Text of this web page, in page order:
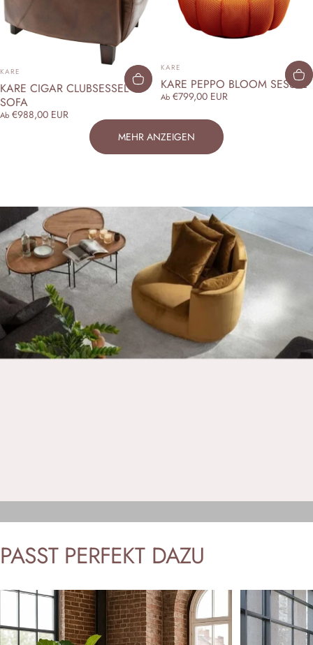
ANBIETER:
KARE
KARE CIGAR CLUBSESSEL &
SOFA
Ab €988,00 EUR
ANBIETER:
KARE
KARE PEPPO BLOOM SESSEL
Ab €799,00 EUR
MEHR ANZEIGEN
PASST PERFEKT DAZU